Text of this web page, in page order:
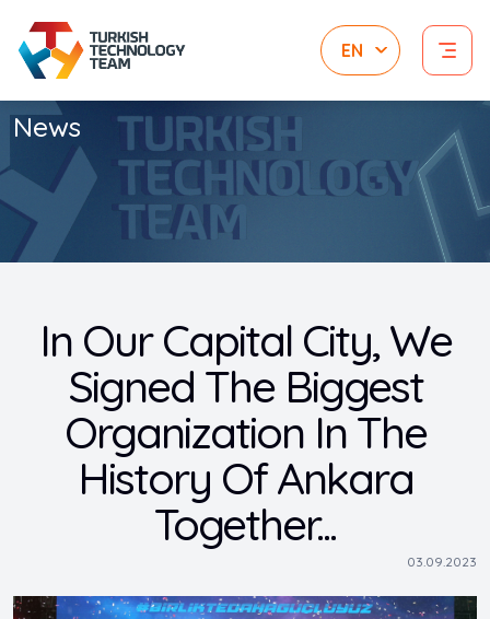
News
In Our Capital City, We
Signed The Biggest
Organization In The
History Of Ankara
Together...
03.09.2023